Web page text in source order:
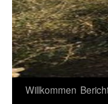
Zum
Willkommen